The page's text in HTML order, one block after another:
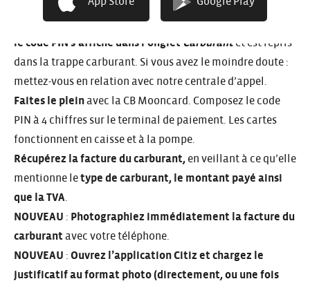
gants (à côté de la clé).
Dans l’application Citiz, sélectionnez votre réservation ;
le code PIN s’affiche dans l’onglet Carburant et est repris
dans la trappe carburant. Si vous avez le moindre doute :
mettez-vous en relation avec notre centrale d’appel.
Faites le pleinavec la CB Mooncard. Composez le code
PIN à 4 chiffres sur le terminal de paiement. Les cartes
fonctionnent en caisse et à la pompe.
Récupérez la facture du carburant, en veillant à ce qu’elle
mentionne letype de carburant, le montant payé ainsi
que la TVA.
NOUVEAU : Photographiez immédiatement la facture du
carburantavec votre téléphone.
NOUVEAU : Ouvrez l’application Citiz et chargez le
justificatif au format photo (directement, ou une fois